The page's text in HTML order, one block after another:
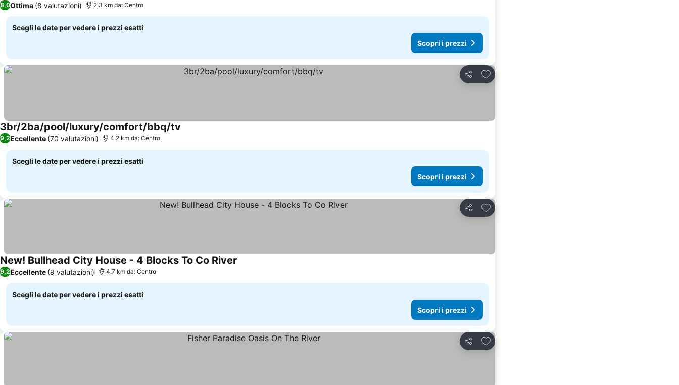
8,0Ottima (8 valutazioni) 2.3 km da: Centro
Scegli le date per vedere i prezzi esatti
Scopri i prezzi
Condividi
Aggiungi ai preferiti
3br/2ba/pool/luxury/comfort/bbq/tv
9,2Eccellente (70 valutazioni) 4.2 km da: Centro
Scegli le date per vedere i prezzi esatti
Scopri i prezzi
Condividi
Aggiungi ai preferiti
New! Bullhead City House - 4 Blocks To Co River
9,2Eccellente (9 valutazioni) 4.7 km da: Centro
Scegli le date per vedere i prezzi esatti
Scopri i prezzi
Condividi
Aggiungi ai preferiti